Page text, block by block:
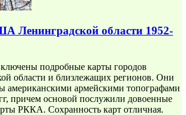
Ленинградской области 1952-
подробные карты городов
области и близлежащих регионов. Они
американскими армейскими топографами
причем основой послужили довоенные
РККА. Сохранность карт отличная.